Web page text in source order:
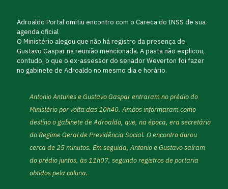
Adroaldo Portal omitiu encontro com o Careca do INSS de sua
agenda oficial
O Ministério alegou que não há registro da presença de
Gustavo Gaspar na reunião mencionada. A pasta não explicou,
contudo, o que o ex-assessor do senador Weverton foi fazer
no gabinete de Adroaldo no mesmo dia e horário.
Antonio Antunes e Gustavo Gaspar entraram no prédio do
Ministério por volta das 10h40. Ambos informaram como
destino o gabinete de Adroaldo, que, na época, era secretário
do Regime Geral de Previdência Social. O encontro durou
cerca de 25 minutos. Em seguida, Antonio e Gustavo saíram
do prédio juntos, às 11h07, segundo registros de portaria
obtidos pela coluna.